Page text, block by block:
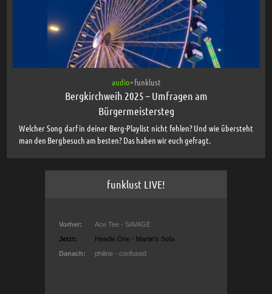
audio• funklust
Bergkirchweih 2025 – Umfragen am
Bürgermeistersteg
Welcher Song darf in deiner Berg-Playlist nicht fehlen? Und wie übersteht
man den Bergbesuch am besten? Das haben wir euch gefragt.
funklust LIVE!